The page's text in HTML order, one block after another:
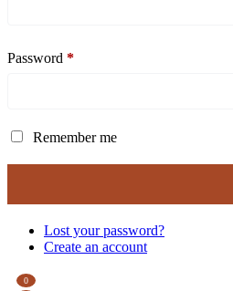
Password *
Remember me
Lost your password?
Create an account
0